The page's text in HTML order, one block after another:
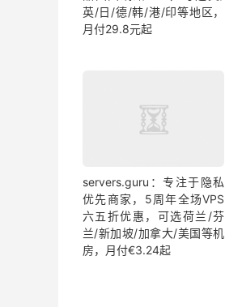
英/日/德/韩/港/印等地区，
月付29.8元起
servers.guru：专注于隐私
优先商家，5周年全场VPS
六五折优惠，可选荷兰/芬
兰/新加坡/加拿大/美国等机
房，月付€3.24起